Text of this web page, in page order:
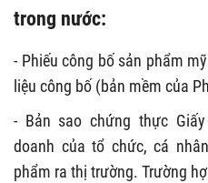
trong nước:
- Phiếu công bố sản phẩm
liệu công bố (bản mềm của
- Bản sao chứng thực
doanh của tổ chức, cá
phẩm ra thị trường. Trường